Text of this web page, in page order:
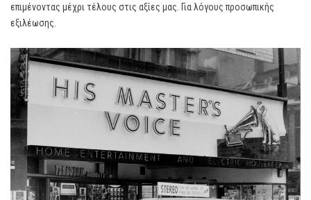
επιμένοντας μέχρι τέλους στις αξίες μας. Για λόγους προσωπικής
εξιλέωσης.